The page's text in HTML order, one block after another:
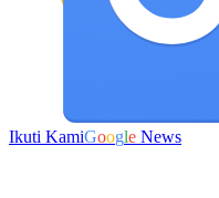
Ikuti KamiGoogle News